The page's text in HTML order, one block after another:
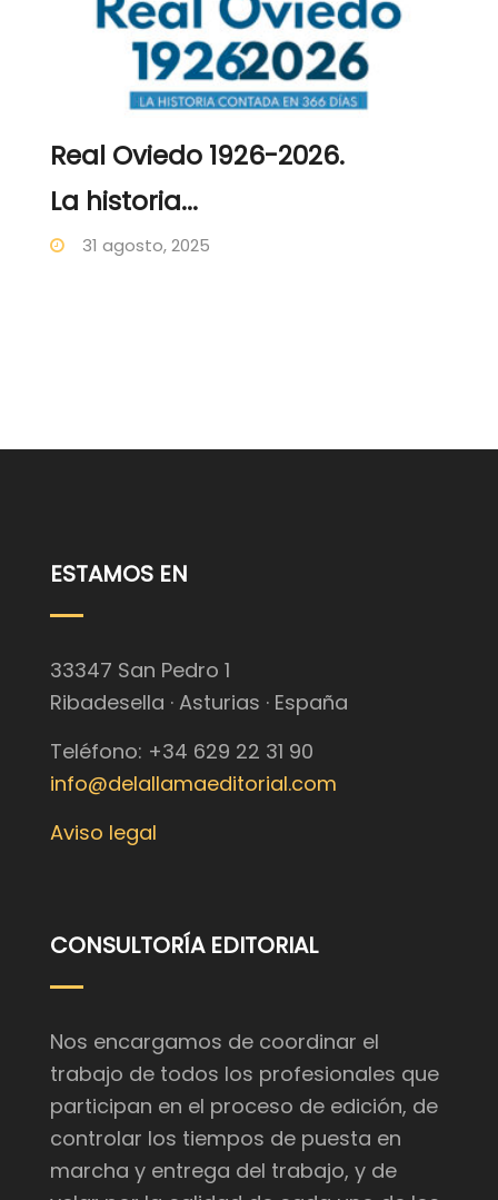
Real Oviedo 1926-2026.
La historia...
31 agosto, 2025
ESTAMOS EN
33347 San Pedro 1
Ribadesella · Asturias · España
Teléfono: +34 629 22 31 90
info@delallamaeditorial.com
Aviso legal
CONSULTORÍA EDITORIAL
Nos encargamos de coordinar el
trabajo de todos los profesionales que
participan en el proceso de edición, de
controlar los tiempos de puesta en
marcha y entrega del trabajo, y de